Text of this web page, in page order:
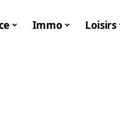
Immo Loisirs